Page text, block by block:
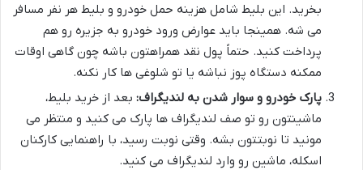
بخرید. این بلیط شامل هزینه حمل خودرو و بلیط هر نفر مسافر
می شه. همینجا باید عوارض ورود خودرو به جزیره رو هم
پرداخت کنید. حتماً پول نقد همراهتون باشه چون گاهی اوقات
ممکنه دستگاه پوز نباشه یا تو شلوغی ها کار نکنه.
پارک خودرو و سوار شدن به لندیگراف: بعد از خرید بلیط،
ماشینتون رو تو صف لندیگراف ها پارک می کنید و منتظر می
مونید تا نوبتتون بشه. وقتی نوبت رسید، با راهنمایی کارکنان
اسکله، ماشین رو وارد لندیگراف می کنید.